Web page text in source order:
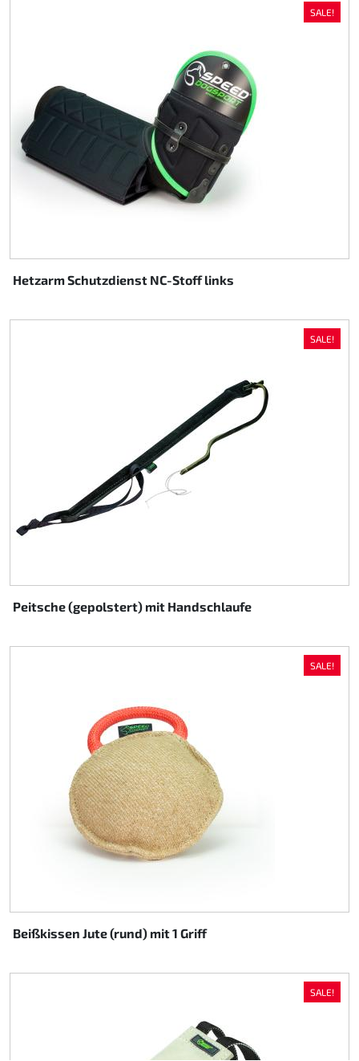
SALE!
Hetzarm Schutzdienst NC-Stoff links
SALE!
Peitsche (gepolstert) mit Handschlaufe
SALE!
Beißkissen Jute (rund) mit 1 Griff
SALE!